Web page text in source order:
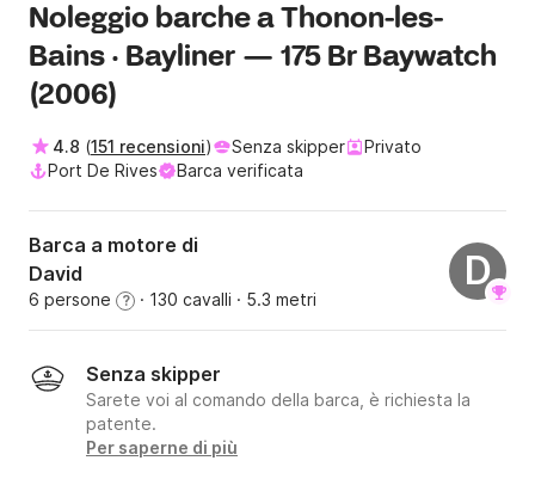
Noleggio barche a Thonon-les-
Bains · Bayliner — 175 Br Baywatch
(2006)
4.8 (151 recensioni) Senza skipper
Privato
Port De Rives
Barca verificata
Barca a motore di
David
6 persone ? · 130 cavalli · 5.3 metri
D
Senza skipper
Sarete voi al comando della barca, è richiesta la
patente.
Per saperne di più